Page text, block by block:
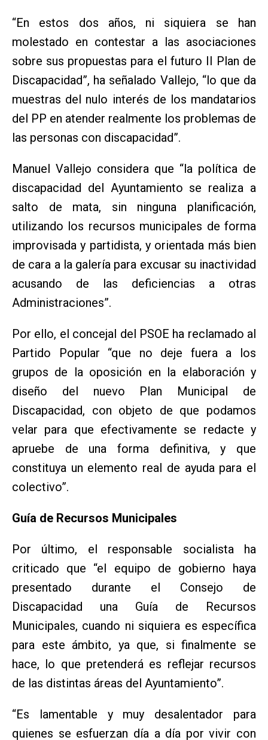
“En estos dos años, ni siquiera se han
molestado en contestar a las asociaciones
sobre sus propuestas para el futuro II Plan de
Discapacidad”, ha señalado Vallejo, “lo que da
muestras del nulo interés de los mandatarios
del PP en atender realmente los problemas de
las personas con discapacidad”.
Manuel Vallejo considera que “la política de
discapacidad del Ayuntamiento se realiza a
salto de mata, sin ninguna planificación,
utilizando los recursos municipales de forma
improvisada y partidista, y orientada más bien
de cara a la galería para excusar su inactividad
acusando de las deficiencias a otras
Administraciones”.
Por ello, el concejal del PSOE ha reclamado al
Partido Popular “que no deje fuera a los
grupos de la oposición en la elaboración y
diseño del nuevo Plan Municipal de
Discapacidad, con objeto de que podamos
velar para que efectivamente se redacte y
apruebe de una forma definitiva, y que
constituya un elemento real de ayuda para el
colectivo”.
Guía de Recursos Municipales
Por último, el responsable socialista ha
criticado que “el equipo de gobierno haya
presentado durante el Consejo de
Discapacidad una Guía de Recursos
Municipales, cuando ni siquiera es específica
para este ámbito, ya que, si finalmente se
hace, lo que pretenderá es reflejar recursos
de las distintas áreas del Ayuntamiento”.
“Es lamentable y muy desalentador para
quienes se esfuerzan día a día por vivir con